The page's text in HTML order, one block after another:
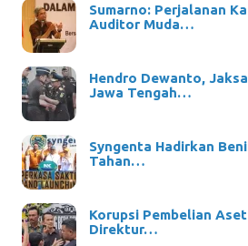
Sumarno: Perjalanan
Auditor Muda…
Hendro Dewanto,
Jawa Tengah…
Syngenta Hadirkan
Tahan…
Korupsi Pembelian
Direktur…